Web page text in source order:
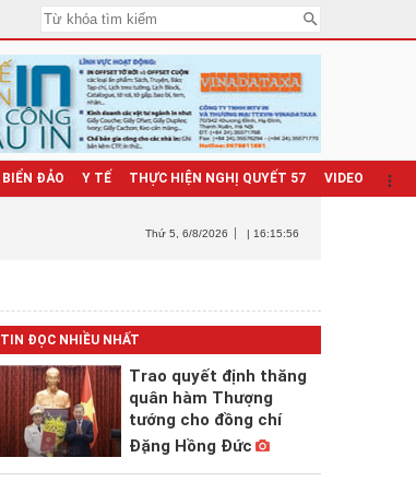
BIỂN ĐẢO Y TẾ THỰC HIỆN NGHỊ QUYẾT 57 VIDEO
Thứ 5 , 6/8/2026 | 16:15:57
TIN ĐỌC NHIỀU NHẤT
Trao quyết định thăng
quân hàm Thượng
tướng cho đồng chí
Đặng Hồng Đức